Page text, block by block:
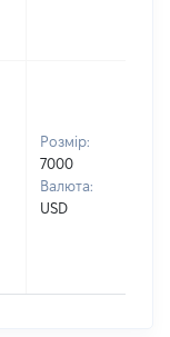
Розмір:
7000
Валюта:
USD